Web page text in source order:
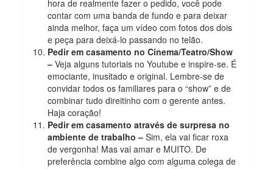
hora de realmente fazer o pedido, você pode
contar com uma banda de fundo e para deixar
ainda melhor, faça um vídeo com fotos dos dois
e peça para deixá-lo passando no telão.
Pedir em casamento no Cinema/Teatro/Show
– Veja alguns tutoriais no Youtube e inspire-se. É
emociante, inusitado e original. Lembre-se de
convidar todos os familiares para o “show” e de
combinar tudo direitinho com o gerente antes.
Haja coração!
Pedir em casamento através de surpresa no
ambiente de trabalho – Sim, ela vai ficar roxa
de vergonha! Mas vai amar e MUITO. De
preferência combine algo com alguma colega de